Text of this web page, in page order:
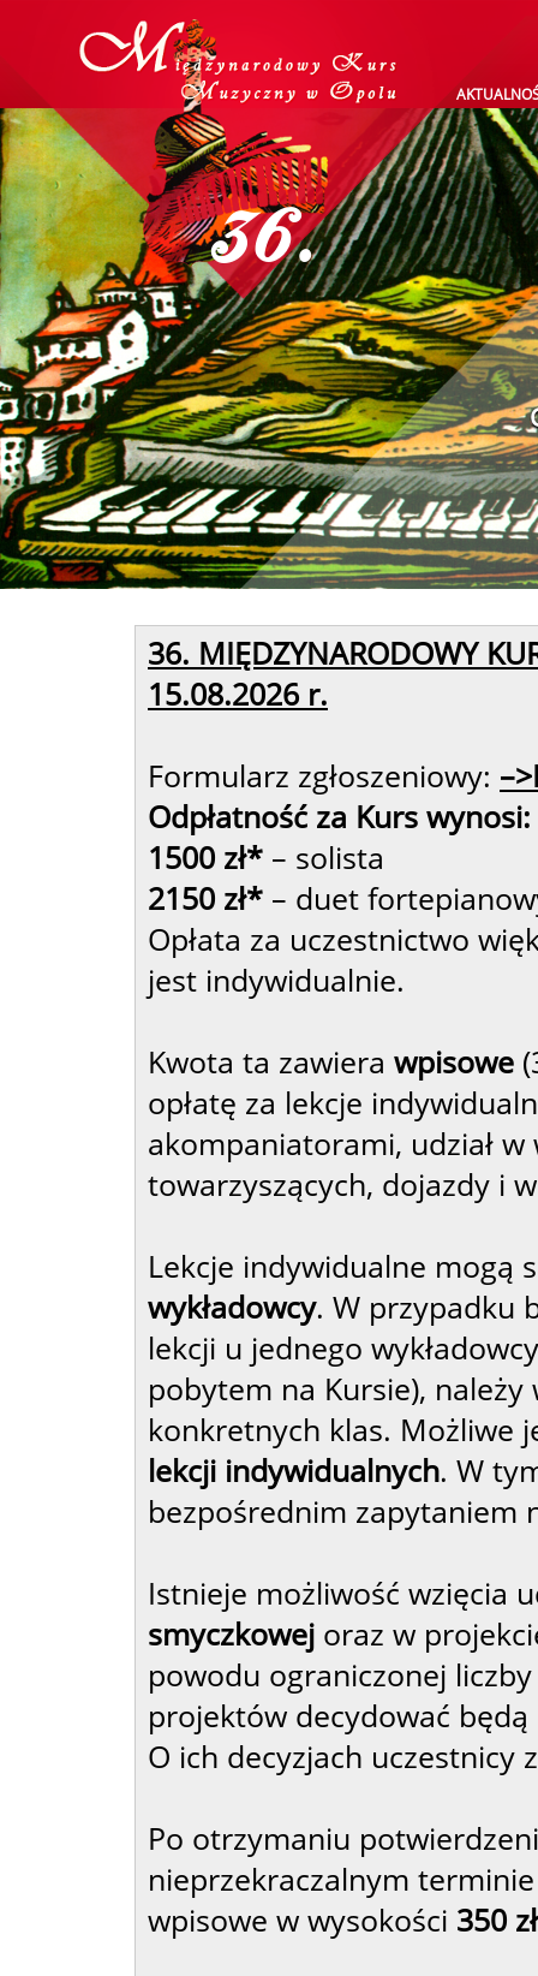
36.
36. MIĘDZYNARODOWY
15.08.2026 r.
Formularz zgłoszeniowy:
Odpłatność za Kurs wynosi:
1500 zł* – solista
2150 zł* – duet
Opłata za uczestnictwo
jest indywidualnie.
Kwota ta zawiera wpisowe
opłatę za lekcje
akompaniatorami, udział
towarzyszących, dojazdy i
Lekcje indywidualne mogą
wykładowcy. W przypadku
lekcji u jednego
pobytem na Kursie), należy
konkretnych klas. Możliwe
lekcji indywidualnych. W
bezpośrednim zapytaniem
Istnieje możliwość wzięcia
smyczkowej oraz w
powodu ograniczonej
projektów decydować
O ich decyzjach
Po otrzymaniu
nieprzekraczalnym
wpisowe w wysokości 350